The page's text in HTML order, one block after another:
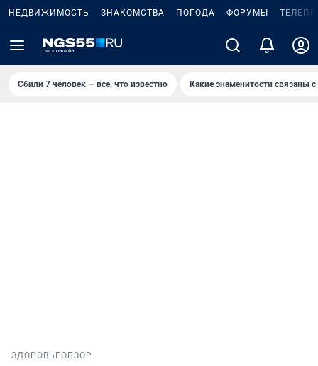
НЕДВИЖИМОСТЬ ЗНАКОМСТВА ПОГОДА ФОРУМЫ
Сбили 7 человек — все, что известно Какие знаменитости связаны
ЗДОРОВЬЕОБЗОР